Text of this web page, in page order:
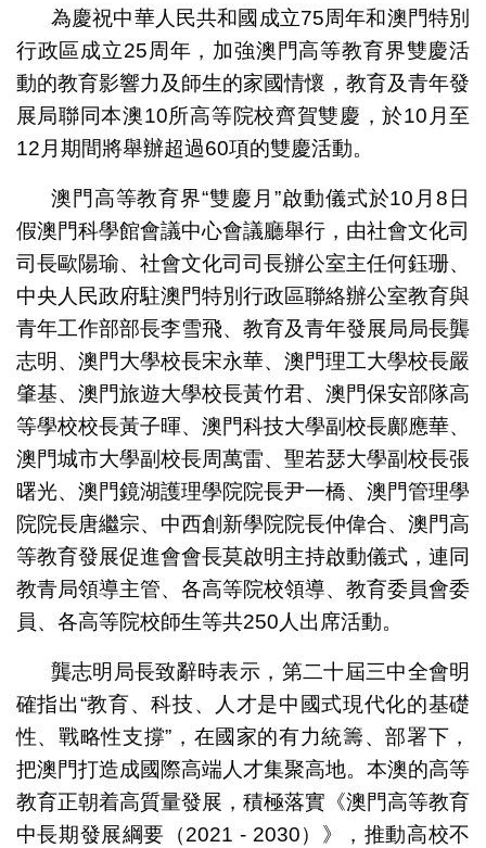
為慶祝中華人民共和國成立75周年和澳門特別
行政區成立25周年，加強澳門高等教育界雙慶活
動的教育影響力及師生的家國情懷，教育及青年發
展局聯同本澳10所高等院校齊賀雙慶，於10月至
12月期間將舉辦超過60項的雙慶活動。
澳門高等教育界“雙慶月”啟動儀式於10月8日
假澳門科學館會議中心會議廳舉行，由社會文化司
司長歐陽瑜、社會文化司司長辦公室主任何鈺珊、
中央人民政府駐澳門特別行政區聯絡辦公室教育與
青年工作部部長李雪飛、教育及青年發展局局長龔
志明、澳門大學校長宋永華、澳門理工大學校長嚴
肇基、澳門旅遊大學校長黃竹君、澳門保安部隊高
等學校校長黃子暉、澳門科技大學副校長鄺應華、
澳門城市大學副校長周萬雷、聖若瑟大學副校長張
曙光、澳門鏡湖護理學院院長尹一橋、澳門管理學
院院長唐繼宗、中西創新學院院長仲偉合、澳門高
等教育發展促進會會長莫啟明主持啟動儀式，連同
教青局領導主管、各高等院校領導、教育委員會委
員、各高等院校師生等共250人出席活動。
龔志明局長致辭時表示，第二十屆三中全會明
確指出“教育、科技、人才是中國式現代化的基礎
性、戰略性支撐”，在國家的有力統籌、部署下，
把澳門打造成國際高端人才集聚高地。本澳的高等
教育正朝着高質量發展，積極落實《澳門高等教育
中長期發展綱要（2021 - 2030）》，推動高校不